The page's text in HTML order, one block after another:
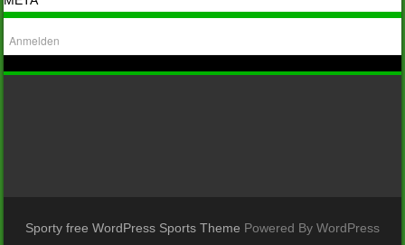
Anmelden
Sporty free WordPress Sports Theme Powered By WordPress